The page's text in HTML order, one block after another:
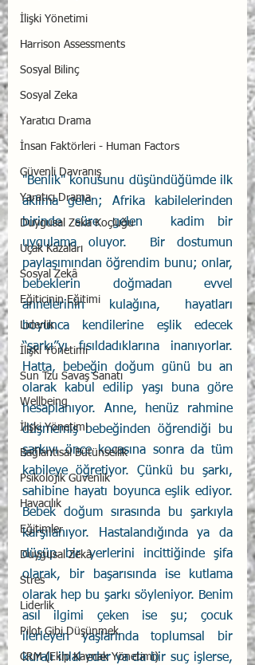
İlişki Yönetimi
Harrison Assessments
Sosyal Bilinç
Sosyal Zeka
Yaratıcı Drama
İnsan Faktörleri - Human Factors
Güvenli Davranış
Yaratıcı Drama
Duygusal Zeka Koçluğu
Uçak Kazaları
Sosyal Zekâ
Eğiticinin Eğitimi
Liderlik
İlişki Yönetimi
Sun Tzu Savaş Sanatı
Wellbeing
İlişki Yönetimi
Bağlantısal Bütünsellik
Psikolojik Güvenlik
Havacılık
Eğitimler
Duygusal Zekâ
Stres
Liderlik
Pilot Gibi Düşünmek
CRM (Ekip Kaynak Yönetimi)
"Benlik" konusunu düşündüğümde ilk
aklıma gelen; Afrika kabilelerinden
birinde süre gelen  kadim bir
uygulama oluyor.  Bir dostumun
paylaşımından öğrendim bunu; onlar,
bebeklerin doğmadan evvel
annelerinin kulağına, hayatları
boyunca kendilerine eşlik edecek
“şarkı”yı fısıldadıklarına inanıyorlar.
Hatta, bebeğin doğum günü bu an
olarak kabul edilip yaşı buna göre
hesaplanıyor. Anne, henüz rahmine
düşmemiş bebeğinden öğrendiği bu
şarkıyı önce kocasına sonra da tüm
kabileye öğretiyor. Çünkü bu şarkı,
sahibine hayatı boyunca eşlik ediyor.
Bebek doğum sırasında bu şarkıyla
karşılanıyor. Hastalandığında ya da
düşüp bir yerlerini incittiğinde şifa
olarak, bir başarısında ise kutlama
olarak hep bu şarkı söyleniyor. Benim
asıl ilgimi çeken ise şu; çocuk
ilerleyen yaşlarında toplumsal bir
kuralı ihlal eder ya da bir suç işlerse,